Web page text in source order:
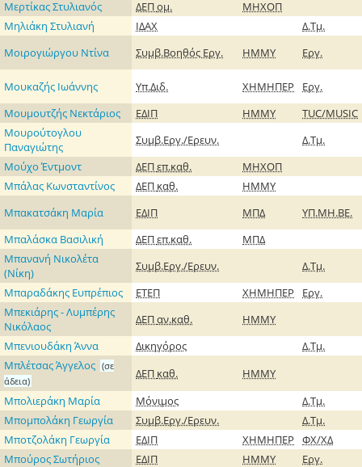
Μερτίκας Στυλιανός ΔΕΠομ.
ΜΗΧΟΠ
Μηλιάκη Στυλιανή
ΙΔΑΧ
Δ.Τμ.
Μοιρογιώργου Ντίνα
Συμβ.Βοηθός Εργ. ΗΜΜΥ Εργ.
Μουκαζής Ιωάννης Υπ.Διδ. ΧΗΜΗΠΕΡ
Εργ.
Μουμουτζής Νεκτάριος
ΕΔΙΠ ΗΜΜΥ
TUC/MUSIC
Μουρούτογλου
Παναγιώτης
Συμβ.Εργ./Ερευν.
Δ.Τμ.
Μούχο Έντμοντ
ΔΕΠεπ.καθ.
ΜΗΧΟΠ
Μπάλας Κωνσταντίνος
ΔΕΠ καθ.
ΗΜΜΥ
Μπακατσάκη Μαρία
ΕΔΙΠ ΜΠΔ
ΥΠ.ΜΗ.ΒΕ.
Μπαλάσκα Βασιλική
ΔΕΠεπ.καθ.
ΜΠΔ
Μπανανή Νικολέτα
(Νίκη)
Συμβ.Εργ./Ερευν.
Δ.Τμ.
Μπαραδάκης Ευπρέπιος
ΕΤΕΠ ΧΗΜΗΠΕΡ
Εργ.
Μπεκιάρης - Λυμπέρης
Νικόλαος
ΔΕΠαν.καθ.
ΗΜΜΥ
Μπενιουδάκη Άννα
Δικηγόρος
Δ.Τμ.
Μπλέτσας Άγγελος (σε
άδεια)
ΔΕΠ καθ.
ΗΜΜΥ
Μπολιεράκη Μαρία
Μόνιμος
Δ.Τμ.
Μπομπολάκη Γεωργία
Συμβ.Εργ./Ερευν.
Δ.Τμ.
Μποτζολάκη Γεωργία
ΕΔΙΠ ΧΗΜΗΠΕΡ
ΦΧ/ΧΔ
Μπούρος Σωτήριος
ΕΔΙΠ ΗΜΜΥ
Εργ.